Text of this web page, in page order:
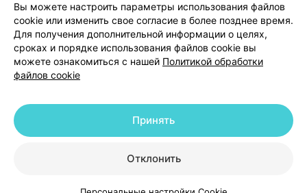
Способы оплаты
Вакансии
Партнеры
Написать руководителю 103.by
Написать в поддержку
Персональные настройки Cookie
© 2026 ООО «Артокс Лаб», УНП 191700409 | 220012, Республика Беларусь,
+375 291212755
Вы можете настроить параметры использования файлов
cookie или изменить свое согласие в более позднее время.
Для получения дополнительной информации о целях,
сроках и порядке использования файлов cookie вы
можете ознакомиться с нашей Политикой обработки
файлов cookie
Отклонить
Принять